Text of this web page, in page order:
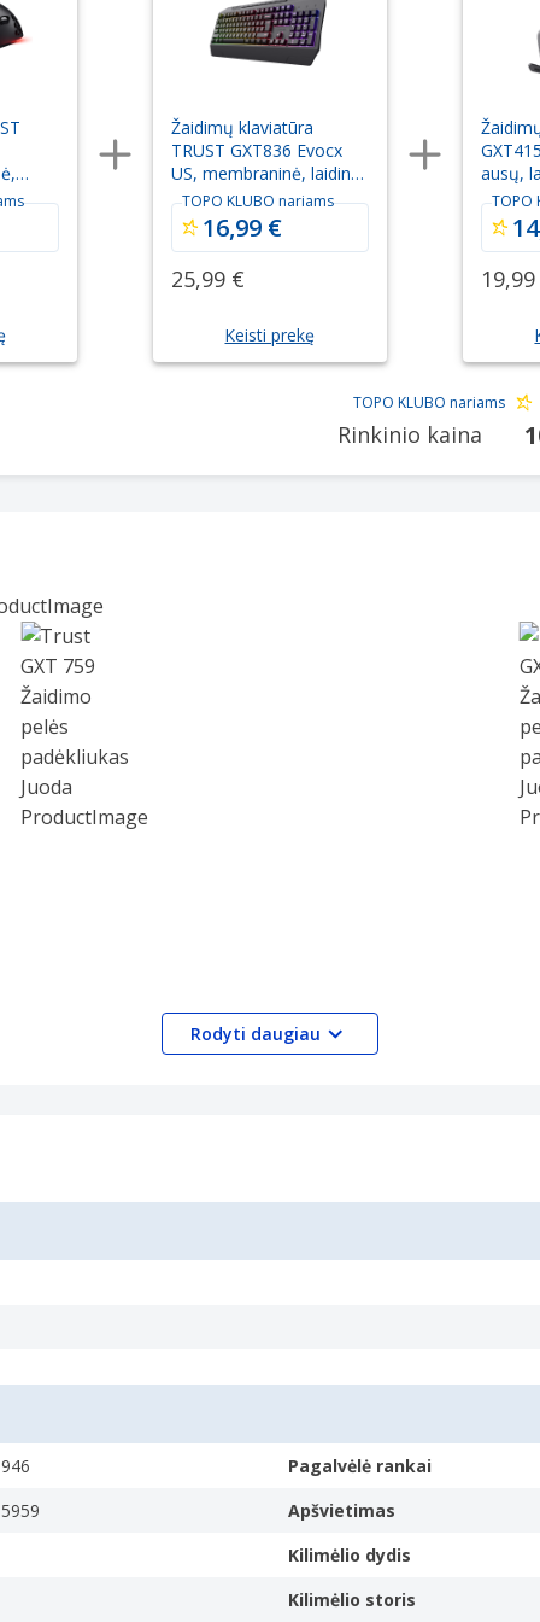
Žaidimų klaviatūra
TRUST GXT836 Evocx
US, membraninė, laidinė,
juoda
25,99 €
TOPO KLUBO nariams
16,99 €
Keisti prekę
ausų,
TOPO
TOPO KLUBO nariams
Rinkinio kaina
to rest your wrists on when typing.
Rodyti daugiau
Pagalvėlė rankai
Apšvietimas
Kilimėlio dydis
Kilimėlio storis